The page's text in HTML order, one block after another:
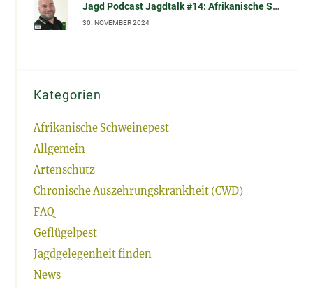
Jagd Podcast Jagdtalk #14: Afrikanische Schweinepest (ASP): Biosicherheit und effektive Desinfektion
30. NOVEMBER 2024
Kategorien
Afrikanische Schweinepest
Allgemein
Artenschutz
Chronische Auszehrungskrankheit (CWD)
FAQ
Geflügelpest
Jagdgelegenheit finden
News